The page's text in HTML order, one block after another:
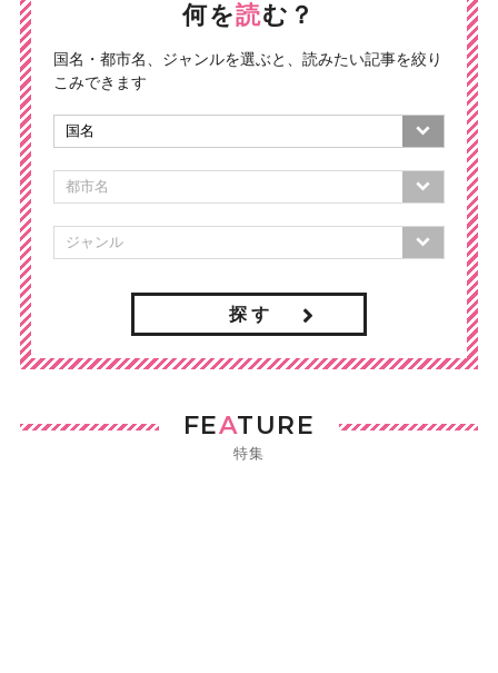
何を読む？
国名・都市名、ジャンルを選ぶと、読みたい記事を絞り
こみできます
探 す
FEATURE
特集